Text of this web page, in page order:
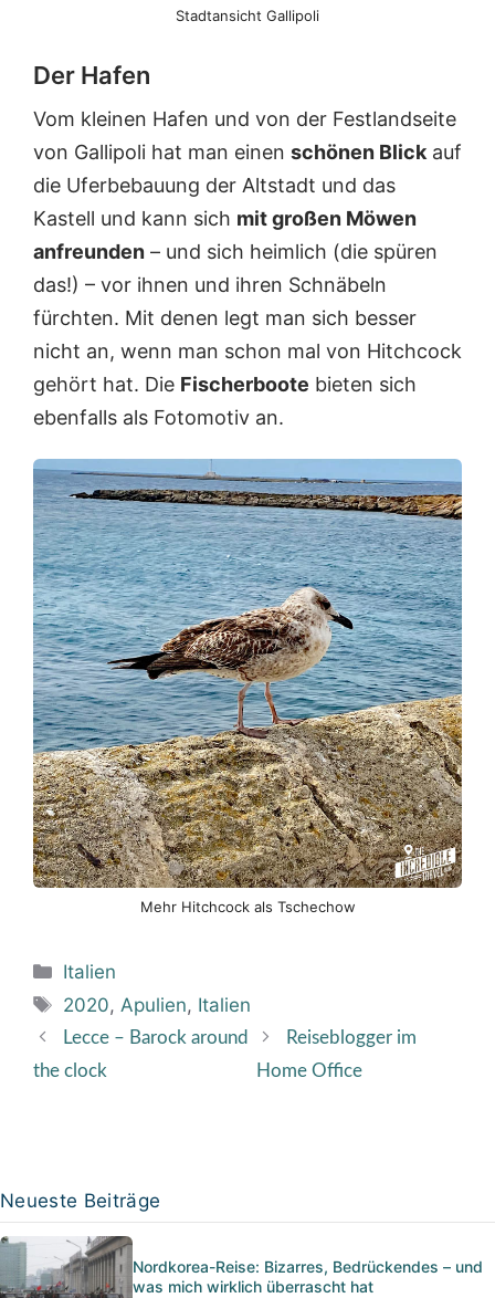
Stadtansicht Gallipoli
Der Hafen
Vom kleinen Hafen und von der Festlandseite
von Gallipoli hat man einen schönen Blickauf
die Uferbebauung der Altstadt und das
Kastell und kann sich mit großen Möwen
anfreunden – und sich heimlich (die spüren
das!) – vor ihnen und ihren Schnäbeln
fürchten. Mit denen legt man sich besser
nicht an, wenn man schon mal von Hitchcock
gehört hat. Die Fischerboote bieten sich
ebenfalls als Fotomotiv an.
Mehr Hitchcock als Tschechow
Kategorien
Italien
Schlagwörter
2020, Apulien, Italien
Lecce – Barock around
the clock
Reiseblogger im
Home Office
Neueste Beiträge
Nordkorea-Reise: Bizarres, Bedrückendes – und
was mich wirklich überrascht hat